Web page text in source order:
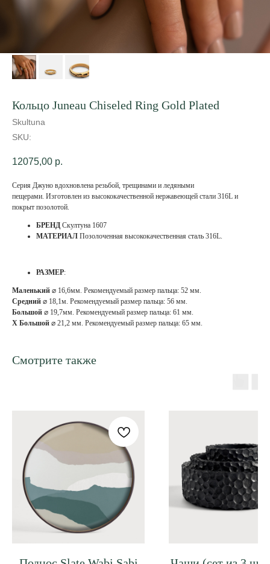
Кольцо Juneau Chiseled Ring Gold Plated
Skultuna
SKU:
12075,00 р.
Серия Джуно вдохновлена ​​резьбой, трещинами и ледяными
пещерами. Изготовлен из высококачественной нержавеющей стали 316L и
покрыт позолотой.
БРЕНД Скултуна 1607
МАТЕРИАЛ Позолоченная высококачественная сталь 316L.
РАЗМЕР:
Маленький ⌀ 16,6мм. Рекомендуемый размер пальца: 52 мм.
Средний ⌀ 18,1м. Рекомендуемый размер пальца: 56 мм.
Большой ⌀ 19,7мм. Рекомендуемый размер пальца: 61 мм.
X Большой ⌀ 21,2 мм. Рекомендуемый размер пальца: 65 мм.
Смотрите также